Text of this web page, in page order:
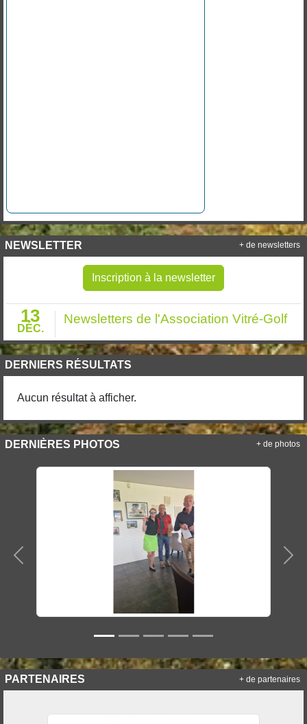
NEWSLETTER
Inscription à la newsletter
13
DÉC.
Newsletters de l'Association Vitré-Golf
+ de newsletters
DERNIERS RÉSULTATS
Aucun résultat à afficher.
DERNIÈRES PHOTOS
Précedent
+ de photos
PARTENAIRES + de partenaires